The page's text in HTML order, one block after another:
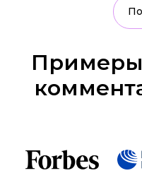
Примеры